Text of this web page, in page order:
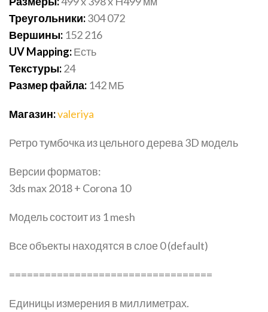
Треугольники:304 072
Вершины: 152 216
UV Mapping:Есть
Текстуры:24
Размер файла: 142 МБ
Магазин:valeriya
Ретро тумбочка из цельного дерева 3D модель
Версии форматов:
3ds max 2018 + Corona 10
Модель состоит из 1 mesh
Все объекты находятся в слое 0 (default)
==================================
Единицы измерения в миллиметрах.